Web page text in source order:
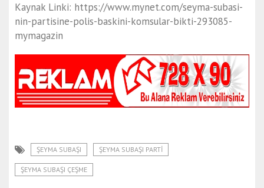
Kaynak Linki: https://www.mynet.com/seyma-subasi-
nin-partisine-polis-baskini-komsular-bikti-293085-
mymagazin
ŞEYMA SUBAŞI ŞEYMA SUBAŞI PARTI
ŞEYMA SUBAŞI ÇEŞME